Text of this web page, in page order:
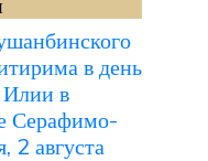
в день
в
Серафимо-
2 августа